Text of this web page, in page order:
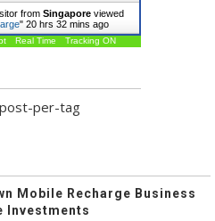
from Singapore viewed
" 20 hrs 32 mins ago
Real Time Tracking ON
per-tag
Mobile Recharge Business
Investments